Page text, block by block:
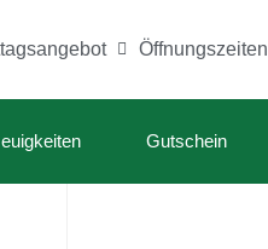
Öffnungszeiten
Gutschein